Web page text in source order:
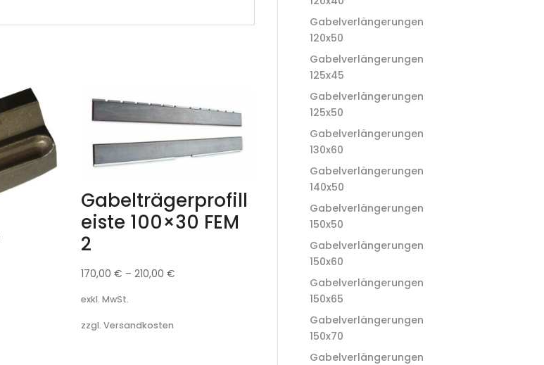
Gabelträgerprofill
eiste 100×30 FEM
2
170,00 € – 210,00 €
exkl. MwSt.
zzgl. Versandkosten
Gabelverlängerungen
120x50
Gabelverlängerungen
125x45
Gabelverlängerungen
125x50
Gabelverlängerungen
130x60
Gabelverlängerungen
140x50
Gabelverlängerungen
150x50
Gabelverlängerungen
150x60
Gabelverlängerungen
150x65
Gabelverlängerungen
150x70
Gabelverlängerungen